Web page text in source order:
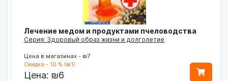
Лечение медом и продуктами пчеловодства
Серия: Здоровый образ жизни и долголетие
Цена в магазинах - ₪7
Скидка - 10 % (₪1)
Цена: ₪6